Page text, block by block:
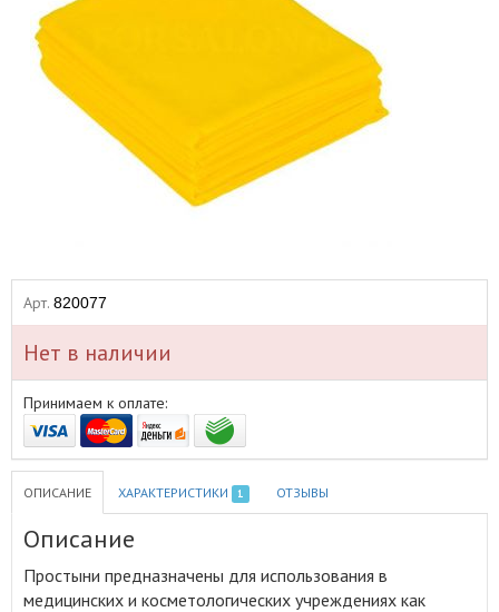
Арт. 820077
Нет в наличии
Принимаем к оплате:
ОПИСАНИЕ ХАРАКТЕРИСТИКИ 1 ОТЗЫВЫ
Описание
Простыни предназначены для использования в
медицинских и косметологических учреждениях как